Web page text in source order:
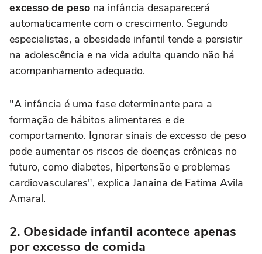
excesso de peso na infância desaparecerá
automaticamente com o crescimento. Segundo
especialistas, a obesidade infantil tende a persistir
na adolescência e na vida adulta quando não há
acompanhamento adequado.
"A infância é uma fase determinante para a
formação de hábitos alimentares e de
comportamento. Ignorar sinais de excesso de peso
pode aumentar os riscos de doenças crônicas no
futuro, como diabetes, hipertensão e problemas
cardiovasculares", explica Janaina de Fatima Avila
Amaral.
2. Obesidade infantil acontece apenas
por excesso de comida